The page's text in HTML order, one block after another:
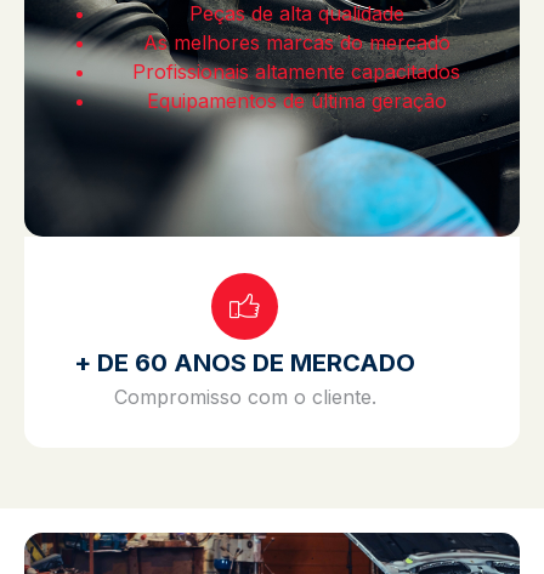
Peças de alta qualidade
As melhores marcas do mercado
Profissionais altamente capacitados
Equipamentos de última geração
+ DE 60 ANOS DE MERCADO
Compromisso com o cliente.